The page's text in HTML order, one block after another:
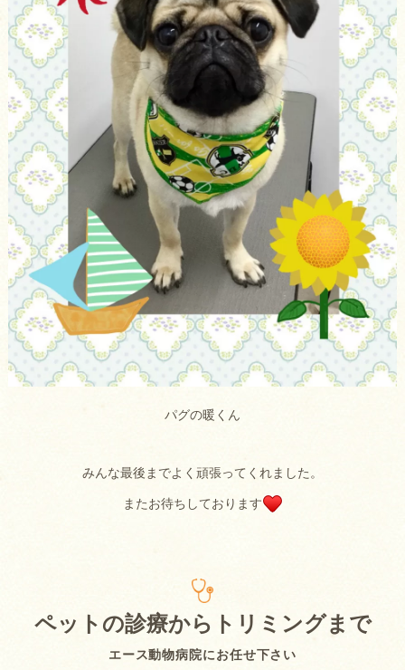
パグの暖くん
みんな最後までよく頑張ってくれました。
またお待ちしております
エース動物病院にお任せ下さい
ペットの診療からトリミングまで